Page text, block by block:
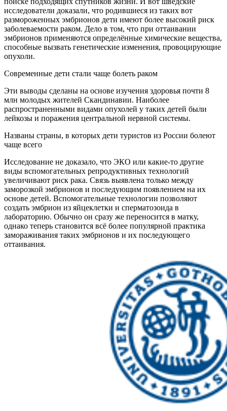
исследователи доказали, что родившиеся из таких вот
размороженных эмбрионов дети имеют более высокий риск
заболеваемости раком. Дело в том, что при оттаивании
эмбрионов применяются определённые химические вещества,
способные вызвать генетические изменения, провоцирующие
опухоли.
Современные дети стали чаще болеть раком
Эти выводы сделаны на основе изучения здоровья почти 8
млн молодых жителей Скандинавии. Наиболее
распространенными видами опухолей у таких детей были
лейкозы и поражения центральной нервной системы.
Названы страны, в которых дети туристов из России болеют
чаще всего
Исследование не доказало, что ЭКО или какие-то другие
виды вспомогательных репродуктивных технологий
увеличивают риск рака. Связь выявлена только между
заморозкой эмбрионов и последующим появлением на их
основе детей. Вспомогательные технологии позволяют
создать эмбрион из яйцеклетки и сперматозоида в
лабораторию. Обычно он сразу же переносится в матку,
однако теперь становится всё более популярной практика
замораживания таких эмбрионов и их последующего
оттаивания.